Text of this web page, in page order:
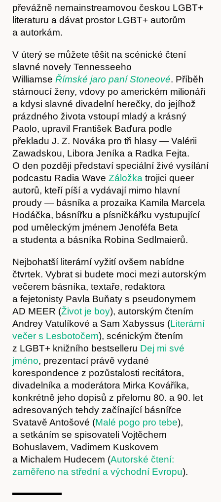
Akce
O nás
Obchod
převážně nemainstreamovou českou LGBT+
literaturu a dávat prostor LGBT+ autorům
a autorkám.
V úterý se můžete těšit na scénické čtení
slavné novely Tennesseeho
Williamse Římské jaro paní Stoneové. Příběh
stárnoucí ženy, vdovy po americkém milionáři
a kdysi slavné divadelní herečky, do jejíhož
prázdného života vstoupí mladý a krásný
Paolo, upravil František Baďura podle
překladu J. Z. Nováka pro tři hlasy — Valérii
Zawadskou, Libora Jeníka a Radka Fejta.
O den později představí speciální živé vysílání
podcastu Radia Wave Záložka trojici queer
autorů, kteří píší a vydávají mimo hlavní
proudy — básníka a prozaika Kamila Marcela
Hodáčka, básnířku a písničkářku vystupující
pod uměleckým jménem Jenoféfa Beta
a studenta a básníka Robina Sedlmaierů.
Nejbohatší literární vyžití ovšem nabídne
čtvrtek. Vybrat si budete moci mezi autorským
večerem básníka, textaře, redaktora
a fejetonisty Pavla Buňaty s pseudonymem
AD MEER (Život je boy), autorským čtením
Andrey Vatulíkové a Sam Xabyssus (Literární
večer s Lesbotočem), scénickým čtením
z LGBT+ knižního bestselleru Dej mi své
jméno, prezentací právě vydané
korespondence z pozůstalosti recitátora,
divadelníka a moderátora Mirka Kováříka,
konkrétně jeho dopisů z přelomu 80. a 90. let
adresovaných tehdy začínající básnířce
Svatavě Antošové (Malé pogo pro tebe),
a setkáním se spisovateli Vojtěchem
Bohuslavem, Vadimem Kuskovem
a Michalem Hudecem (Autorské čtení:
zaměřeno na střední a východní Evropu).